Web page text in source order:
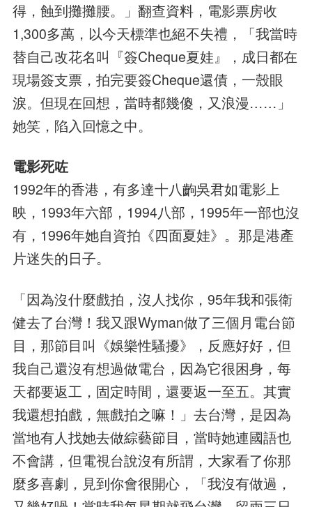
得，蝕到攤攤腰。」翻查資料，電影票房收
1,300多萬，以今天標準也絕不失禮，「我當時
替自己改花名叫『簽Cheque夏娃』，成日都在
現場簽支票，拍完要簽Cheque還債，一殼眼
淚。但現在回想，當時都幾傻，又浪漫……」
她笑，陷入回憶之中。
電影死咗
1992年的香港，有多達十八齣吳君如電影上
映，1993年六部，1994八部，1995年一部也沒
有，1996年她自資拍《四面夏娃》。那是港產
片迷失的日子。
「因為沒什麼戲拍，沒人找你，95年我和張衛
健去了台灣！我又跟Wyman做了三個月電台節
目，那節目叫《娛樂性騷擾》，反應好好，但
我自己還沒有想過做電台，因為它很困身，每
天都要返工，固定時間，還要返一至五。其實
我還想拍戲，無戲拍之嘛！」去台灣，是因為
當地有人找她去做綜藝節目，當時她連國語也
不會講，但電視台說沒有所謂，大家看了你那
麼多喜劇，見到你會很開心，「我沒有做過，